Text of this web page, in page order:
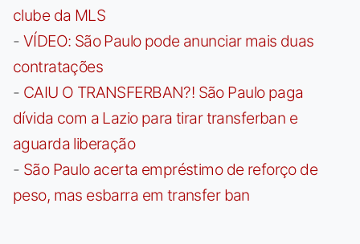
clube da MLS
- VÍDEO: São Paulo pode anunciar mais duas
contratações
- CAIU O TRANSFERBAN?! São Paulo paga
dívida com a Lazio para tirar transferban e
aguarda liberação
- São Paulo acerta empréstimo de reforço de
peso, mas esbarra em transfer ban